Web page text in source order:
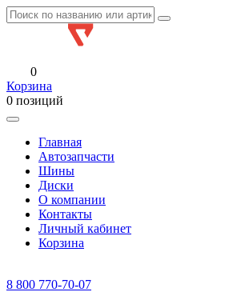
0
Корзина
0 позиций
Главная
Автозапчасти
Шины
Диски
О компании
Контакты
Личный кабинет
Корзина
8 800 770-70-07